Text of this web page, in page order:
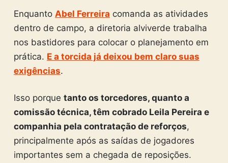
Enquanto Abel Ferreira comanda as atividades
dentro de campo, a diretoria alviverde trabalha
nos bastidores para colocar o planejamento em
prática. E a torcida já deixou bem claro suas
exigências.
Isso porque tanto os torcedores, quanto a
comissão técnica, têm cobrado Leila Pereira e
companhia pela contratação de reforços,
principalmente após as saídas de jogadores
importantes sem a chegada de reposições.